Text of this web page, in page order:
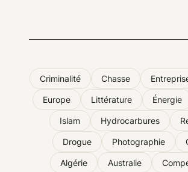
Criminalité Chasse
Europe Littérature Énergie
Islam Hydrocarbures
Drogue Photographie
Algérie Australie